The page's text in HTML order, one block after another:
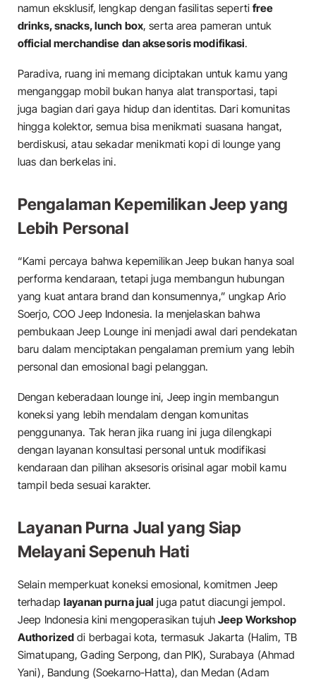
namun eksklusif, lengkap dengan fasilitas sepertifree
drinks, snacks, lunch box, serta area pameran untuk
official merchandise dan aksesoris modifikasi.
Paradiva, ruang ini memang diciptakan untuk kamu yang
menganggap mobil bukan hanya alat transportasi, tapi
juga bagian dari gaya hidup dan identitas. Dari komunitas
hingga kolektor, semua bisa menikmati suasana hangat,
berdiskusi, atau sekadar menikmati kopi di lounge yang
luas dan berkelas ini.
Pengalaman Kepemilikan Jeep yang
Lebih Personal
“Kami percaya bahwa kepemilikan Jeep bukan hanya soal
performa kendaraan, tetapi juga membangun hubungan
yang kuat antara brand dan konsumennya,” ungkap Ario
Soerjo, COO Jeep Indonesia. Ia menjelaskan bahwa
pembukaan Jeep Lounge ini menjadi awal dari pendekatan
baru dalam menciptakan pengalaman premium yang lebih
personal dan emosional bagi pelanggan.
Dengan keberadaan lounge ini, Jeep ingin membangun
koneksi yang lebih mendalam dengan komunitas
penggunanya. Tak heran jika ruang ini juga dilengkapi
dengan layanan konsultasi personal untuk modifikasi
kendaraan dan pilihan aksesoris orisinal agar mobil kamu
tampil beda sesuai karakter.
Layanan Purna Jual yang Siap
Melayani Sepenuh Hati
Selain memperkuat koneksi emosional, komitmen Jeep
terhadaplayanan purna jual juga patut diacungi jempol.
Jeep Indonesia kini mengoperasikan tujuh Jeep Workshop
Authorized di berbagai kota, termasuk Jakarta (Halim, TB
Simatupang, Gading Serpong, dan PIK), Surabaya (Ahmad
Yani), Bandung (Soekarno-Hatta), dan Medan (Adam